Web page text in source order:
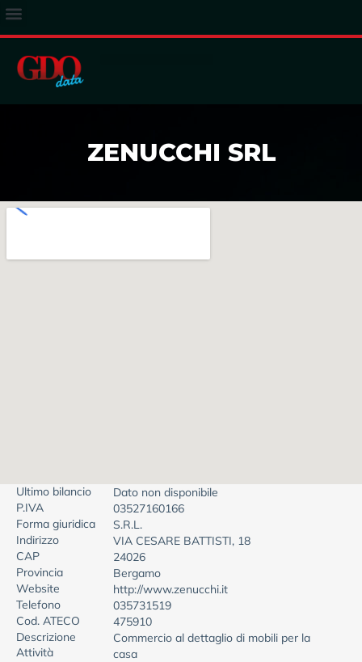
ZENUCCHI SRL
Ultimo bilancio
Dato non disponibile
P.IVA
03527160166
Forma giuridica
S.R.L.
Indirizzo
VIA CESARE BATTISTI, 18
CAP
24026
Provincia
Bergamo
Website
http://www.zenucchi.it
Telefono
035731519
Cod. ATECO
475910
Descrizione
Attività
Commercio al dettaglio di mobili per la
casa